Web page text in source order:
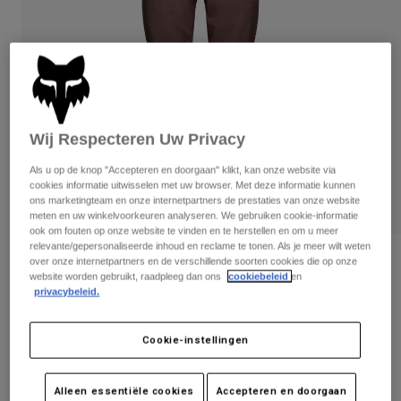
Broeken
Korte broeken
Handschoenen
Beschermingen
Brillen
Sokken
Onderdelen
Handschoenen
Jassen
Protections
Brillen
Sokken
Tassen & Accessoires
Spare parts
Alles bekijken
Women
T-Shirts & Tops
Hoodies en truien
Jassen
Leggings & Broeken
Shirts
Youth
Brillen
Socks
Alles bekijken
Moto
Helmen
Shirts
Pants
Boots
Beschermers
Gloves
Broek Defend Fire - Dames
Artikelnummer
Price reduced from
€ 116,99
Wij Respecteren Uw Privacy
Als u op de knop "Accepteren en doorgaan" klikt, kan onze website via
cookies informatie uitwisselen met uw browser. Met deze informatie kunnen
ons marketingteam en onze internetpartners de prestaties van onze website
meten en uw winkelvoorkeuren analyseren. We gebruiken cookie-informatie
ook om fouten op onze website te vinden en te herstellen en om u meer
relevante/gepersonaliseerde inhoud en reclame te tonen. Als je meer wilt weten
over onze internetpartners en de verschillende soorten cookies die op onze
website worden gebruikt, raadpleeg dan ons
cookiebeleid en
privacybeleid.
Cookie-instellingen
Alleen essentiële cookies Accepteren en doorgaan